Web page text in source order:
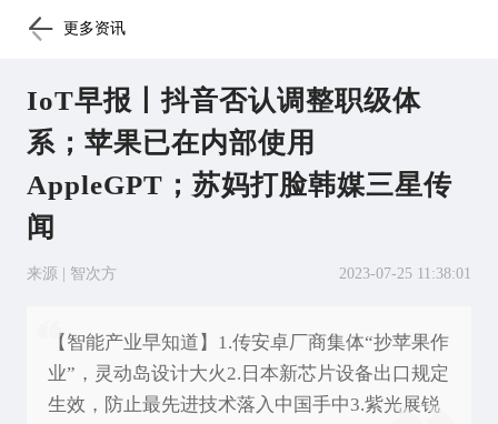
更多资讯
IoT早报丨抖音否认调整职级体
系；苹果已在内部使用
AppleGPT；苏妈打脸韩媒三星传
闻
来源 | 智次方 2023-07-25 11:38:01
【智能产业早知道】1.传安卓厂商集体“抄苹果作
业”，灵动岛设计大火2.日本新芯片设备出口规定
生效，防止最先进技术落入中国手中3.紫光展锐